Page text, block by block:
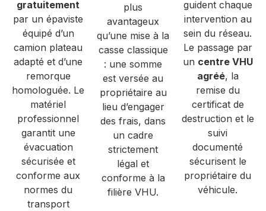
gratuitement
par un épaviste
équipé d’un
camion plateau
adapté et d’une
remorque
homologuée. Le
matériel
professionnel
garantit une
évacuation
sécurisée et
conforme aux
normes du
transport
plus
avantageux
qu’une mise à la
casse classique
: une somme
est versée au
propriétaire au
lieu d’engager
des frais, dans
un cadre
strictement
légal et
conforme à la
filière VHU.
guident chaque
intervention au
sein du réseau.
Le passage par
un centre VHU
agréé, la
remise du
certificat de
destruction et le
suivi
documenté
sécurisent le
propriétaire du
véhicule.